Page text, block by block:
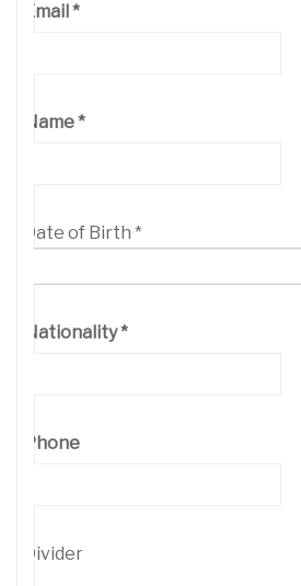
Email*
Name*
Date of Birth *
Nationality*
Phone
Divider